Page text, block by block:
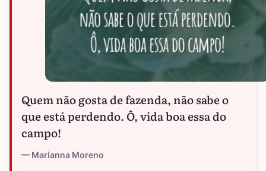
Quem não gosta de fazenda, não sabe o
que está perdendo. Ô, vida boa essa do
campo!
Marianna Moreno